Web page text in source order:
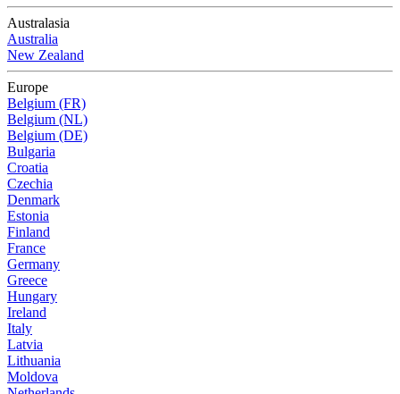
Australasia
Australia
New Zealand
Europe
Belgium (FR)
Belgium (NL)
Belgium (DE)
Bulgaria
Croatia
Czechia
Denmark
Estonia
Finland
France
Germany
Greece
Hungary
Ireland
Italy
Latvia
Lithuania
Moldova